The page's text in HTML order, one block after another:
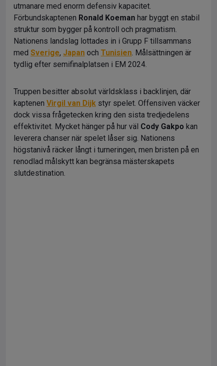
utmanare med enorm defensiv kapacitet.
Förbundskaptenen Ronald Koeman har byggt en stabil
struktur som bygger på kontroll och pragmatism.
Nationens landslag lottades in i Grupp F tillsammans
med Sverige, Japan och Tunisien. Målsättningen är
tydlig efter semifinalplatsen i EM 2024.
Truppen besitter absolut världsklass i backlinjen, där
kaptenen Virgil van Dijk styr spelet. Offensiven väcker
dock vissa frågetecken kring den sista tredjedelens
effektivitet. Mycket hänger på hur väl Cody Gakpo kan
leverera chanser när spelet låser sig. Nationens
högstanivå räcker långt i turneringen, men bristen på en
renodlad målskytt kan begränsa mästerskapets
slutdestination.